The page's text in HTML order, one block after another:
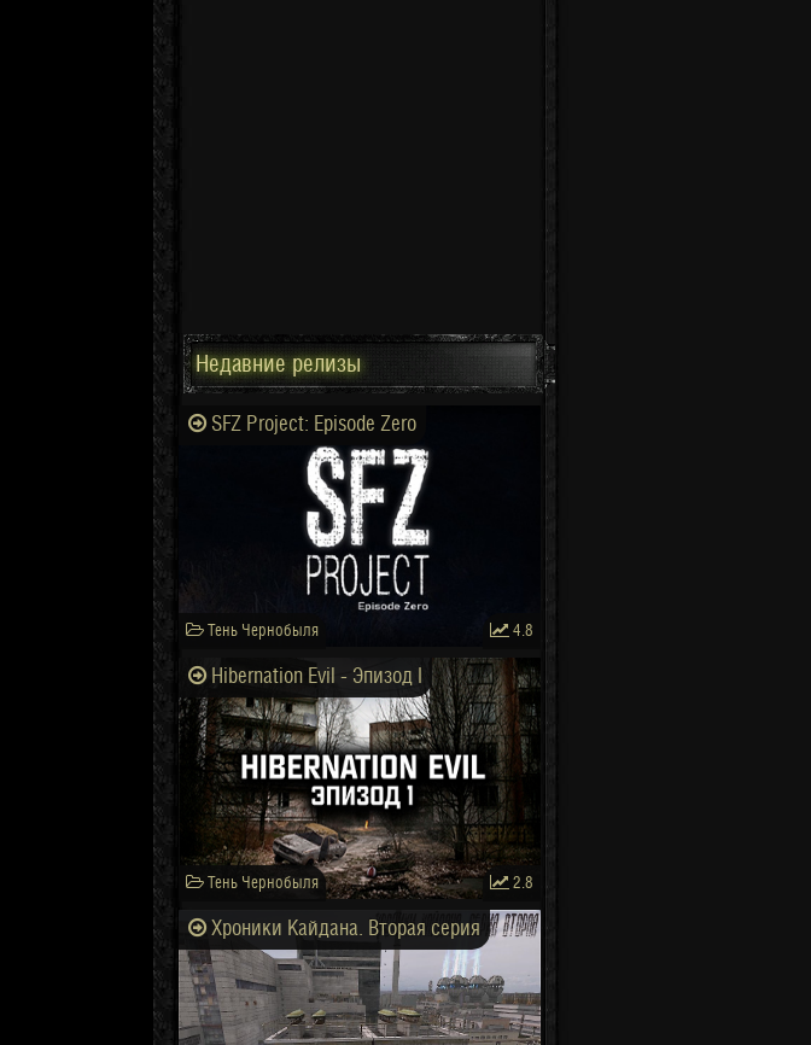
Недавние релизы
SFZ Project: Episode Zero
Тень Чернобыля 4.8
Hibernation Evil - Эпизод I
Тень Чернобыля 2.8
Хроники Кайдана. Вторая серия